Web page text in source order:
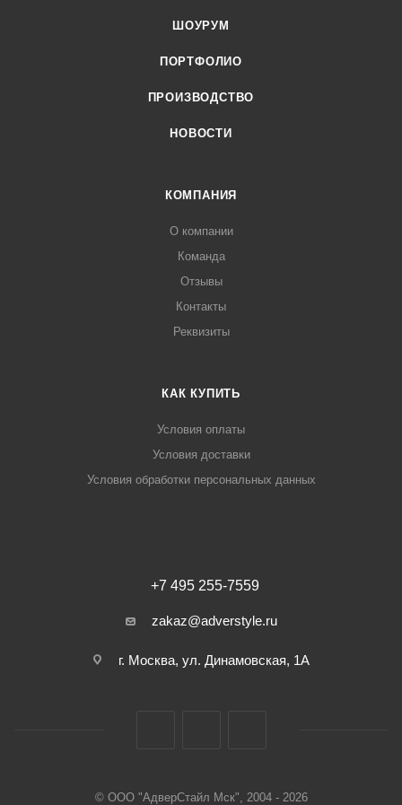
ШОУРУМ
ПОРТФОЛИО
ПРОИЗВОДСТВО
НОВОСТИ
КОМПАНИЯ
О компании
Команда
Отзывы
Контакты
Реквизиты
КАК КУПИТЬ
Условия оплаты
Условия доставки
Условия обработки персональных данных
+7 495 255-7559
zakaz@adverstyle.ru
г. Москва, ул. Динамовская, 1А
© ООО "АдверСтайл Мск", 2004 - 2026